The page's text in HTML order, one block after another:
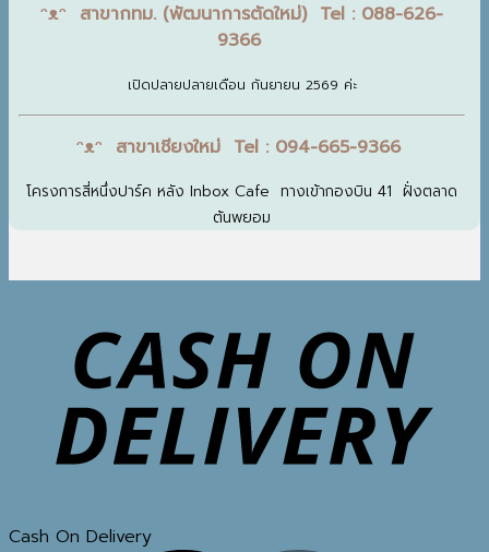
ᵔᴥᵔ สาขากทม. (พัฒนาการตัดใหม่) Tel : 088-626-
9366
เปิดปลายปลายเดือน กันยายน 2569 ค่ะ
ᵔᴥᵔ สาขาเชียงใหม่ Tel : 094-665-9366
โครงการสี่หนึ่งปาร์ค หลัง Inbox Cafe ทางเข้ากองบิน 41 ฝั่งตลาด
ต้นพยอม
Cash On Delivery